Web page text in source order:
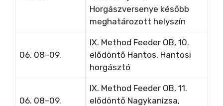
Horgászversenye később
meghatározott helyszín
06. 08–09.
IX. Method Feeder OB, 10.
elődöntő Hantos, Hantosi
horgásztó
06. 08–09.
IX. Method Feeder OB, 11.
elődöntő Nagykanizsa,